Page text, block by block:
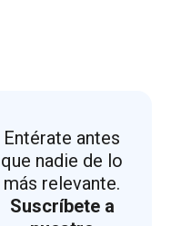
Entérate antes
que nadie de lo
más relevante.
Suscríbete a